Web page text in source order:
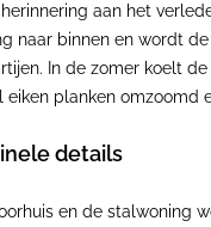
herinnering aan het
naar binnen en wordt
In de zomer koelt
eiken planken omzoomd
details
en de stalwoning